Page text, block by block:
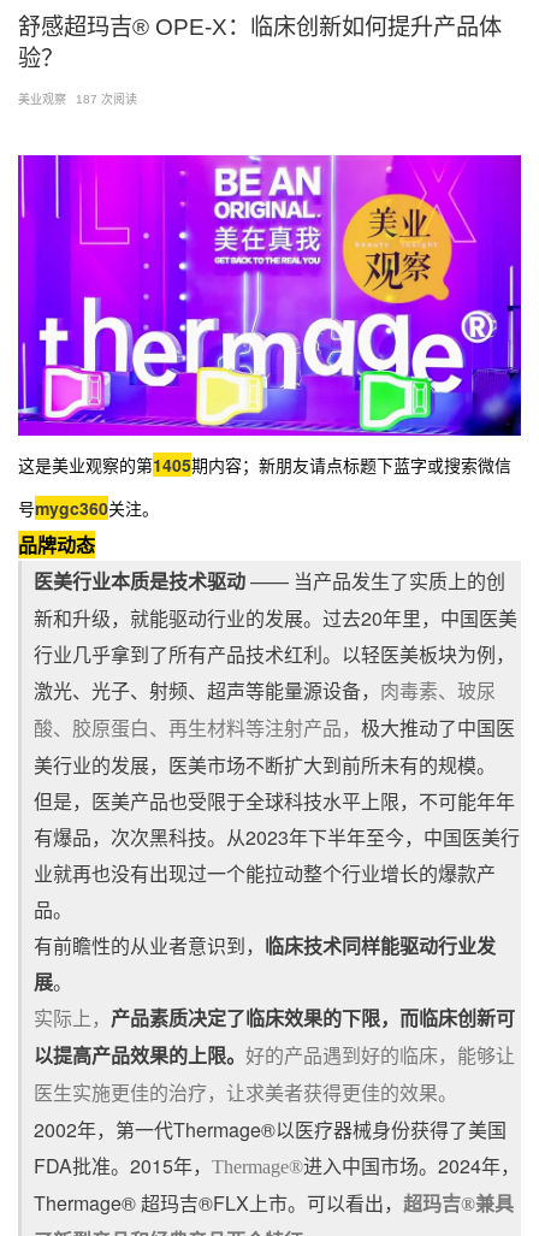
舒感超玛吉® OPE-X：临床创新如何提升产品体
验？
美业观察 187 次阅读
这是美业观察的第1405期内容；新朋友请点标题下蓝字或搜索微信
号mygc360关注。
品牌动态
医美行业本质是技术驱动—— 当产品发生了实质上的创
新和升级，就能驱动行业的发展。过去20年里，中国医美
行业几乎拿到了所有产品技术红利。以轻医美板块为例，
激光、光子、射频、超声等能量源设备，
肉毒素、玻尿
酸、胶原蛋白、再生材料等注射产品， 极大推动了中国医
美行业的发展，医美市场不断扩大到前所未有的规模。
但是，医美产品也受限于全球科技水平上限，不可能年年
有爆品，次次黑科技。从2023年下半年至今，中国医美行
业就再也没有出现过一个能拉动整个行业增长的爆款产
品。
有前瞻性的从业者意识到， 临床技术同样能驱动行业发
展。
实际上， 产品素质决定了临床效果的下限，而临床创新可
以提高产品效果的上限。 好的产品遇到好的临床，能够让
医生实施更佳的治疗，让求美者获得更佳的效果。
2002年，第一代Thermage®以医疗器械身份获得了美国
FDA批准。2015年， Thermage®进入中国市场。2024年，
Thermage® 超玛吉®FLX上市。可以看出，
超玛吉®兼具